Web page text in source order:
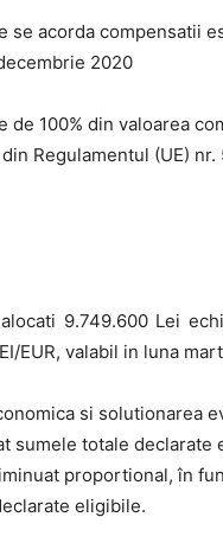
se acorda compensatii
2020
100% din valoarea
Regulamentul (UE)
9.749.600 Lei
EUR, valabil in luna
si solutionarea
sumele totale
proportional, în
eligibile.